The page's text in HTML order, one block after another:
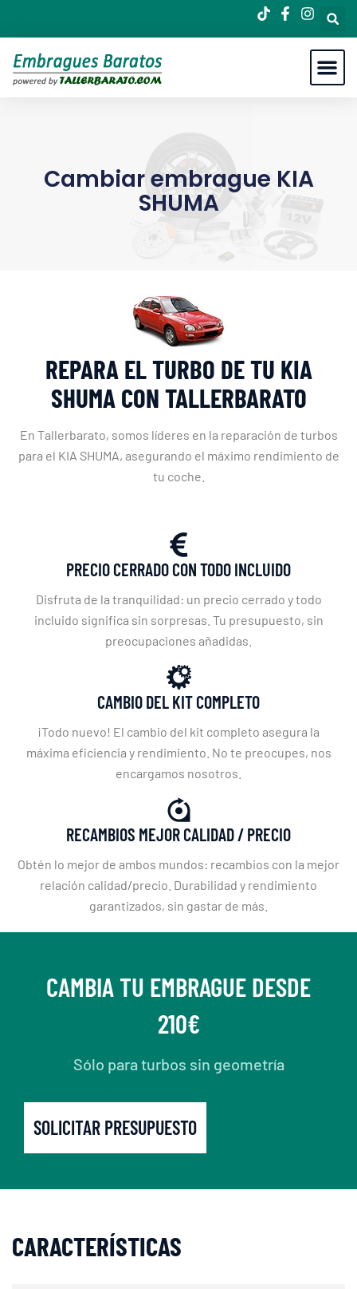
Cambiar embrague KIA
SHUMA
REPARA EL TURBO DE TU KIA
SHUMA CON TALLERBARATO
En Tallerbarato, somos líderes en la reparación de turbos
para el KIA SHUMA, asegurando el máximo rendimiento de
tu coche.
PRECIO CERRADO CON TODO INCLUIDO
Disfruta de la tranquilidad: un precio cerrado y todo
incluido significa sin sorpresas. Tu presupuesto, sin
preocupaciones añadidas.
CAMBIO DEL KIT COMPLETO
¡Todo nuevo! El cambio del kit completo asegura la
máxima eficiencia y rendimiento. No te preocupes, nos
encargamos nosotros.
RECAMBIOS MEJOR CALIDAD / PRECIO
Obtén lo mejor de ambos mundos: recambios con la mejor
relación calidad/precio. Durabilidad y rendimiento
garantizados, sin gastar de más.
CAMBIA TU EMBRAGUE DESDE
210€
Sólo para turbos sin geometría
SOLICITAR PRESUPUESTO
CARACTERÍSTICAS